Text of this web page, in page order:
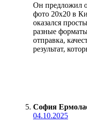
Он предложил
фото 20х20 в
оказался
разные
отправка,
результат,
София
04.10.2025